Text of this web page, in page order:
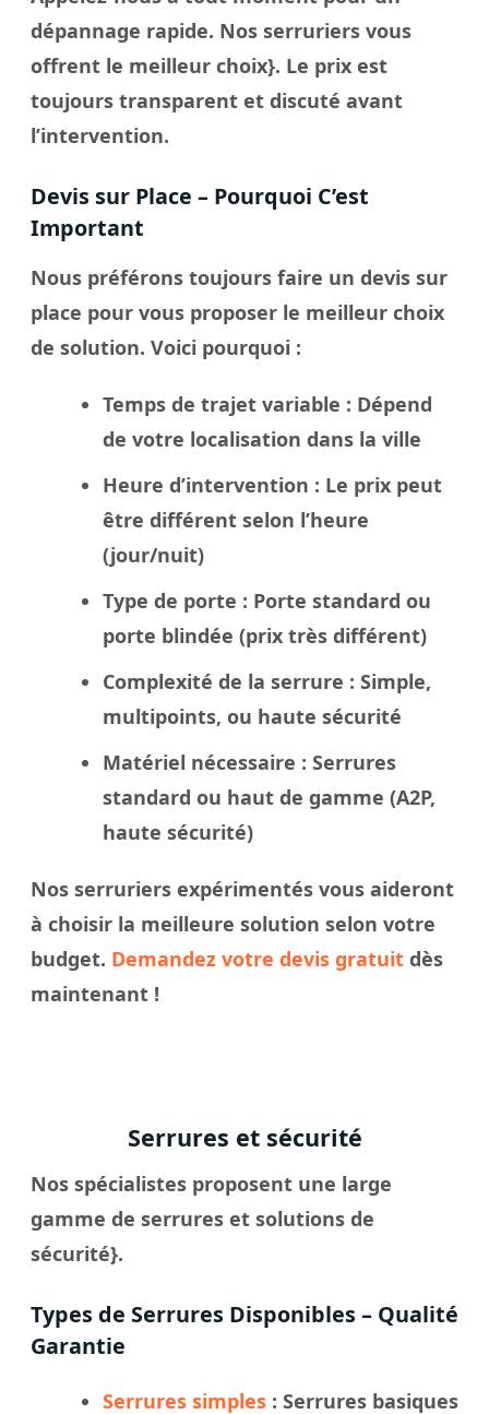
dépannage rapide. Nos serruriers vous
offrent le meilleur choix}. Le prix est
toujours transparent et discuté avant
l’intervention.
Devis sur Place – Pourquoi C’est
Important
Nous préférons toujours faire un devis sur
place pour vous proposer le meilleur choix
de solution. Voici pourquoi :
Temps de trajet variable : Dépend
de votre localisation dans la ville
Heure d’intervention : Le prix peut
être différent selon l’heure
(jour/nuit)
Type de porte : Porte standard ou
porte blindée (prix très différent)
Complexité de la serrure : Simple,
multipoints, ou haute sécurité
Matériel nécessaire : Serrures
standard ou haut de gamme (A2P,
haute sécurité)
Nos serruriers expérimentés vous aideront
à choisir la meilleure solution selon votre
budget. Demandez votre devis gratuit dès
maintenant !
Serrures et sécurité
Nos spécialistes proposent une large
gamme de serrures et solutions de
sécurité}.
Types de Serrures Disponibles – Qualité
Garantie
Serrures simples : Serrures basiques